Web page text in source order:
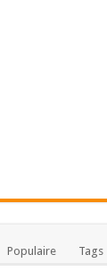
Populaire Tags